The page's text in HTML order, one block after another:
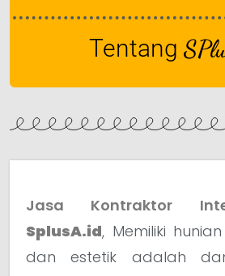
Tentang
Jasa Kontraktor
SplusA.id, Memiliki
dan estetik adalah